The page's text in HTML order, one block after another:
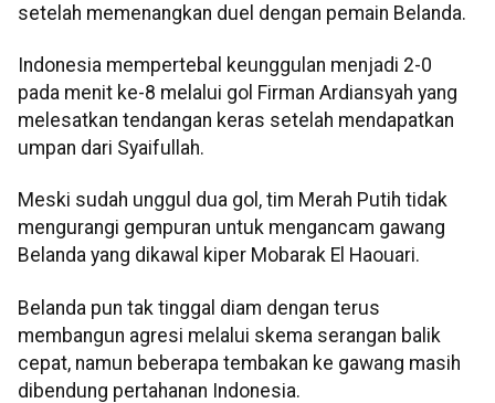
setelah memenangkan duel dengan pemain Belanda.
Indonesia mempertebal keunggulan menjadi 2-0
pada menit ke-8 melalui gol Firman Ardiansyah yang
melesatkan tendangan keras setelah mendapatkan
umpan dari Syaifullah.
Meski sudah unggul dua gol, tim Merah Putih tidak
mengurangi gempuran untuk mengancam gawang
Belanda yang dikawal kiper Mobarak El Haouari.
Belanda pun tak tinggal diam dengan terus
membangun agresi melalui skema serangan balik
cepat, namun beberapa tembakan ke gawang masih
dibendung pertahanan Indonesia.